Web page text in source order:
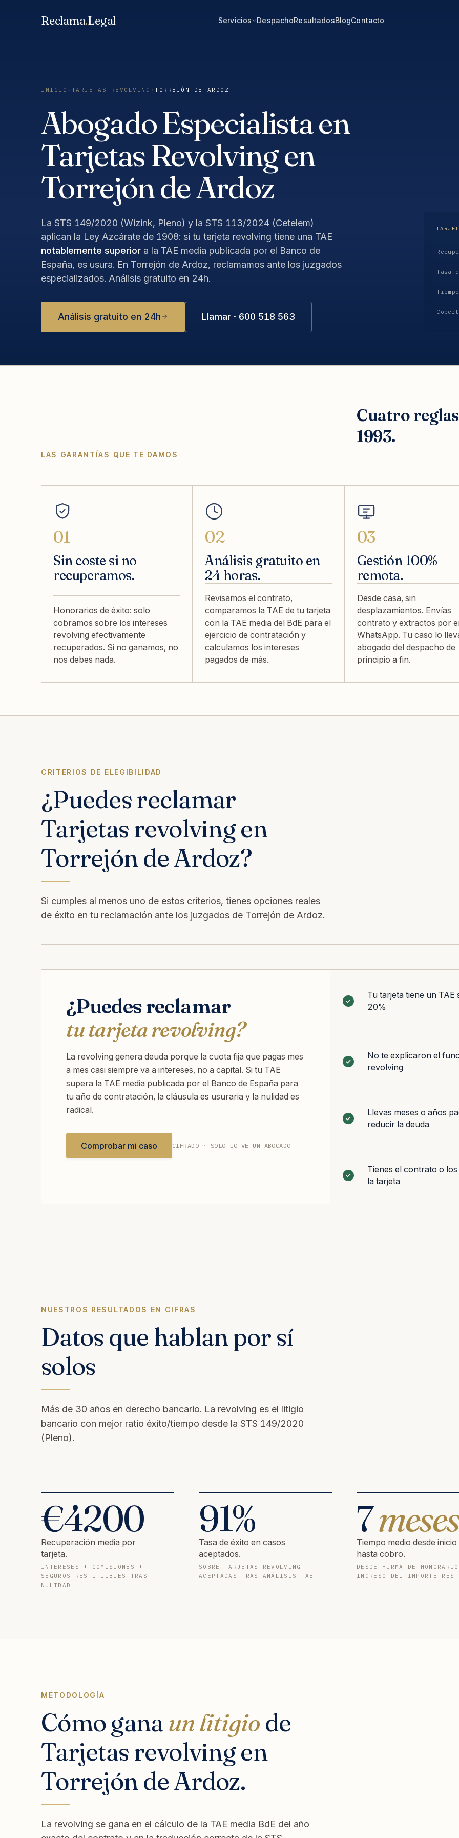
Reclama.Legal Servicios DespachoResultadosBlogContacto
INICIO › TARJETAS REVOLVING ›TORREJÓN DE ARDOZ
Abogado Especialista en
Tarjetas Revolving en
Torrejón de Ardoz
La STS 149/2020 (Wizink, Pleno) y la STS 113/2024 (Cetelem)
aplican la Ley Azcárate de 1908: si tu tarjeta revolving tiene una TAE
notablemente superior a la TAE media publicada por el Banco de
España, es usura. En Torrejón de Ardoz, reclamamos ante los juzgados
especializados. Análisis gratuito en 24h.
Análisis gratuito en 24h Llamar · 600 518 563
Tasa
LAS GARANTÍAS QUE TE DAMOS
Cuatro
1993.
01
Sin coste si no
recuperamos.
Honorarios de éxito: solo
cobramos sobre los intereses
revolving efectivamente
recuperados. Si no ganamos, no
nos debes nada.
02
Análisis gratuito en
24 horas.
Revisamos el contrato,
comparamos la TAE de tu tarjeta
con la TAE media del BdE para el
ejercicio de contratación y
calculamos los intereses
pagados de más.
03
Gestión 100%
remota.
Desde casa, sin
desplazamientos. Envías
contrato y extractos por
WhatsApp. Tu caso lo
abogado del despacho de
principio a fin.
CRITERIOS DE ELEGIBILIDAD
¿Puedes reclamar
Tarjetas revolving en
Torrejón de Ardoz?
Si cumples al menos uno de estos criterios, tienes opciones reales
de éxito en tu reclamación ante los juzgados de Torrejón de Ardoz.
¿Puedes reclamar
tu tarjeta revolving?
La revolving genera deuda porque la cuota fija que pagas mes
a mes casi siempre va a intereses, no a capital. Si tu TAE
supera la TAE media publicada por el Banco de España para
tu año de contratación, la cláusula es usuraria y la nulidad es
radical.
Comprobar mi caso CIFRADO · SOLO LO VE UN ABOGADO
Tu tarjeta tiene un TAE
20%
No te explicaron el
revolving
Llevas meses o años
reducir la deuda
Tienes el contrato o
la tarjeta
NUESTROS RESULTADOS EN CIFRAS
Datos que hablan por sí
solos
Más de 30 años en derecho bancario. La revolving es el litigio
bancario con mejor ratio éxito/tiempo desde la STS 149/2020
(Pleno).
€4200
Recuperación media por
tarjeta.
INTERESES + COMISIONES +
SEGUROS RESTITUIBLES TRAS
NULIDAD
91%
Tasa de éxito en casos
aceptados.
SOBRE TARJETAS REVOLVING
ACEPTADAS TRAS ANÁLISIS TAE
7meses
Tiempo medio desde inicio
hasta cobro.
DESDE FIRMA DE
INGRESO DEL IMPORTE
METODOLOGÍA
Cómo gana un litigio de
Tarjetas revolving en
Torrejón de Ardoz.
La revolving se gana en el cálculo de la TAE media BdE del año